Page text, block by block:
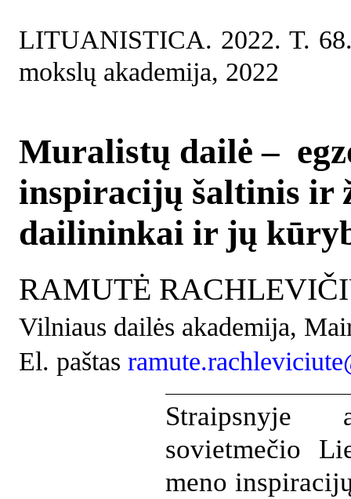
LITUANISTICA. 2022. T.
mokslų akademija, 2022
Muralistų dailė –
inspiracijų šaltinis ir
dailininkai ir jų
RAMUTĖ
Vilniaus dailės akademija,
El. paštas
Straipsnyje
sovietmečio
meno